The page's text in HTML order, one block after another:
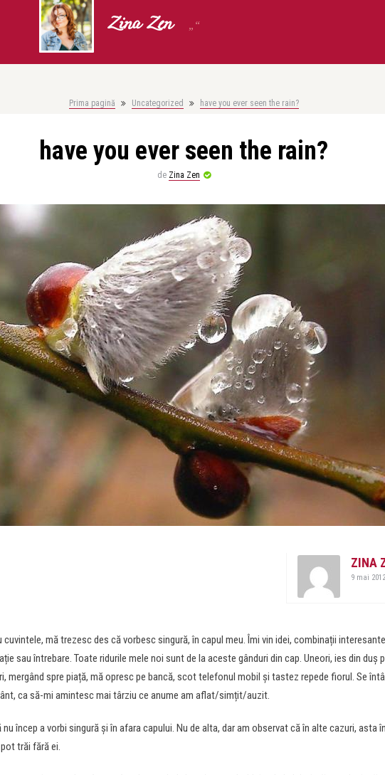
Zina Zen „“
Prima pagină Uncategorized have you ever seen the rain?
have you ever seen the rain?
de Zina Zen
ZINA
9 mai
cuvintele, mă trezesc des că vorbesc singură, în capul meu. Îmi vin idei, combinații
sau întrebare. Toate ridurile mele noi sunt de la aceste gânduri din cap. Uneori, ies din duș
mergând spre piață, mă opresc pe bancă, scot telefonul mobil și tastez repede fiorul. Se
ca să-mi amintesc mai târziu ce anume am aflat/simțit/auzit.
nu încep a vorbi singură și în afara capului. Nu de alta, dar am observat că în alte cazuri, asta
trăi fără ei.